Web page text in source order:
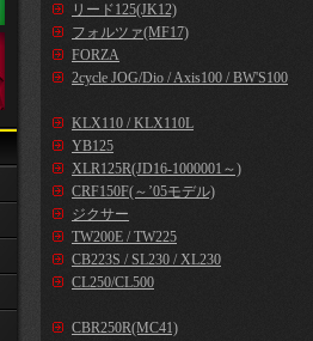
リード125(JK12)
フォルツァ(MF17)
FORZA
2cycle JOG/Dio / Axis100 / BW'S100
KLX110 / KLX110L
YB125
XLR125R(JD16-1000001～)
CRF150F(～’05モデル)
ジクサー
TW200E / TW225
CB223S / SL230 / XL230
CL250/CL500
CBR250R(MC41)